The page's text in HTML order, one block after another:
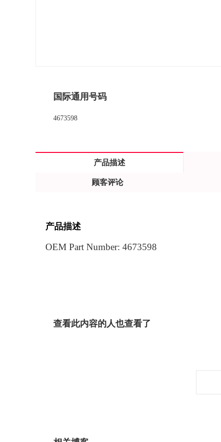
国际通用号码
4673598
产品描述
顾客评论
产品描述
OEM Part Number: 4673598
查看此内容的人也查看了